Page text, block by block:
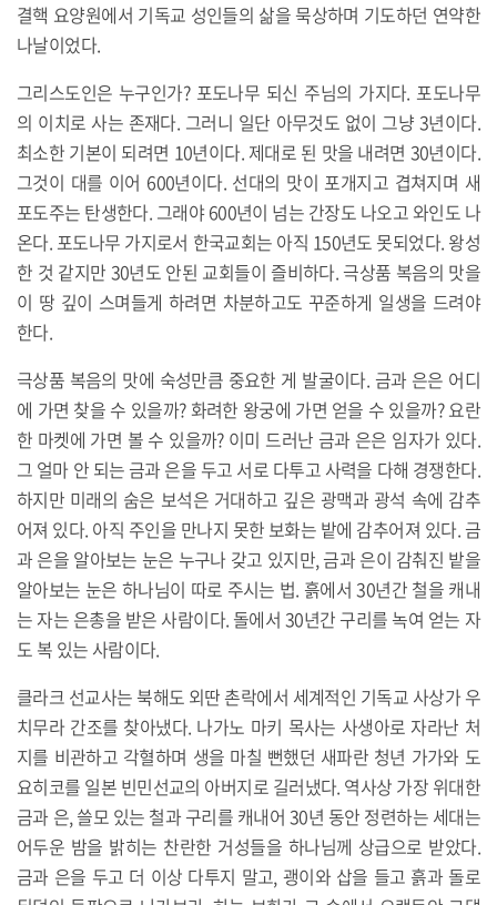
결핵 요양원에서 기독교 성인들의 삶을 묵상하며 기도하던 연약한
나날이었다.
그리스도인은 누구인가? 포도나무 되신 주님의 가지다. 포도나무
의 이치로 사는 존재다. 그러니 일단 아무것도 없이 그냥 3년이다.
최소한 기본이 되려면 10년이다. 제대로 된 맛을 내려면 30년이다.
그것이 대를 이어 600년이다. 선대의 맛이 포개지고 겹쳐지며 새
포도주는 탄생한다. 그래야 600년이 넘는 간장도 나오고 와인도 나
온다. 포도나무 가지로서 한국교회는 아직 150년도 못되었다. 왕성
한 것 같지만 30년도 안된 교회들이 즐비하다. 극상품 복음의 맛을
이 땅 깊이 스며들게 하려면 차분하고도 꾸준하게 일생을 드려야
한다.
극상품 복음의 맛에 숙성만큼 중요한 게 발굴이다. 금과 은은 어디
에 가면 찾을 수 있을까? 화려한 왕궁에 가면 얻을 수 있을까? 요란
한 마켓에 가면 볼 수 있을까? 이미 드러난 금과 은은 임자가 있다.
그 얼마 안 되는 금과 은을 두고 서로 다투고 사력을 다해 경쟁한다.
하지만 미래의 숨은 보석은 거대하고 깊은 광맥과 광석 속에 감추
어져 있다. 아직 주인을 만나지 못한 보화는 밭에 감추어져 있다. 금
과 은을 알아보는 눈은 누구나 갖고 있지만, 금과 은이 감춰진 밭을
알아보는 눈은 하나님이 따로 주시는 법. 흙에서 30년간 철을 캐내
는 자는 은총을 받은 사람이다. 돌에서 30년간 구리를 녹여 얻는 자
도 복 있는 사람이다.
클라크 선교사는 북해도 외딴 촌락에서 세계적인 기독교 사상가 우
치무라 간조를 찾아냈다. 나가노 마키 목사는 사생아로 자라난 처
지를 비관하고 각혈하며 생을 마칠 뻔했던 새파란 청년 가가와 도
요히코를 일본 빈민선교의 아버지로 길러냈다. 역사상 가장 위대한
금과 은, 쓸모 있는 철과 구리를 캐내어 30년 동안 정련하는 세대는
어두운 밤을 밝히는 찬란한 거성들을 하나님께 상급으로 받았다.
금과 은을 두고 더 이상 다투지 말고, 괭이와 삽을 들고 흙과 돌로